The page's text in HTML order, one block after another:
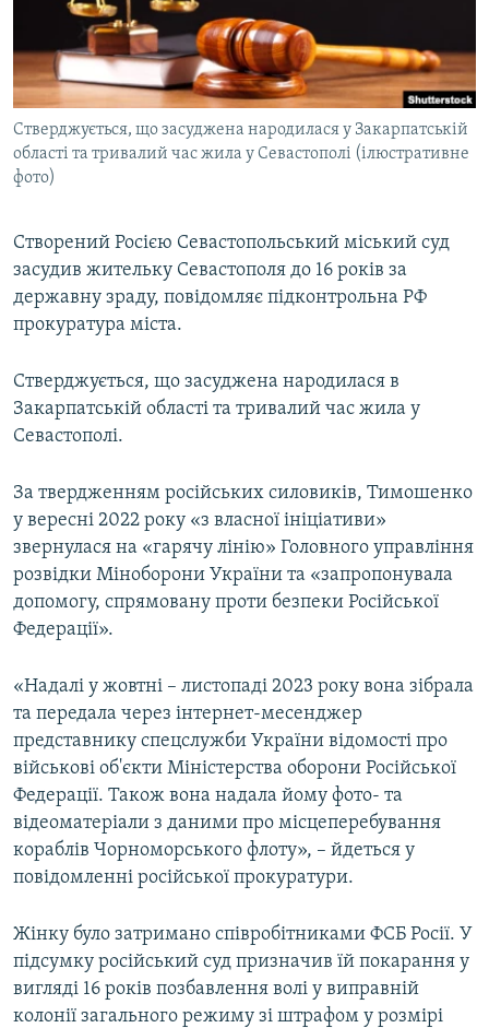
ВІДЕОУРОКИ «ELIFBE»
СВІДЧЕННЯ ОКУПАЦІЇ
УКРАЇНСЬКА ПРОБЛЕМА КРИМУ
ІНФОГРАФІКА
Русский
Qırımtatar
ДОЛУЧАЙСЯ!
Усі сайти RFE/RL
Стверджується, що засуджена народилася у Закарпатській
області та тривалий час жила у Севастополі (ілюстративне
фото)
Створений Росією Севастопольський міський суд
засудив жительку Севастополя до 16 років за
державну зраду, повідомляє підконтрольна РФ
прокуратура міста.
Стверджується, що засуджена народилася в
Закарпатській області та тривалий час жила у
Севастополі.
За твердженням російських силовиків, Тимошенко
у вересні 2022 року «з власної ініціативи»
звернулася на «гарячу лінію» Головного управління
розвідки Міноборони України та «запропонувала
допомогу, спрямовану проти безпеки Російської
Федерації».
«Надалі у жовтні – листопаді 2023 року вона зібрала
та передала через інтернет-месенджер
представнику спецслужби України відомості про
військові об'єкти Міністерства оборони Російської
Федерації. Також вона надала йому фото- та
відеоматеріали з даними про місцеперебування
кораблів Чорноморського флоту», – йдеться у
повідомленні російської прокуратури.
Жінку було затримано співробітниками ФСБ Росії. У
підсумку російський суд призначив їй покарання у
вигляді 16 років позбавлення волі у виправній
колонії загального режиму зі штрафом у розмірі